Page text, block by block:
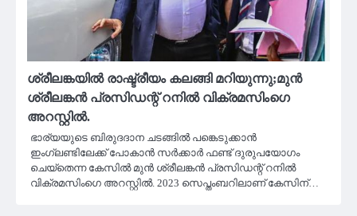
ശ്രീലങ്കയിൽ രാഷ്ട്രീയം കലങ്ങി മറിയുന്നു;മുൻ
ശ്രീലങ്കൻ പ്രസിഡന്റ് റനിൽ വിക്രമസിംഗെ
അറസ്റ്റിൽ.
ഭാര്യയുടെ ബിരുദദാന ചടങ്ങിൽ പങ്കെടുക്കാൻ
ഇംഗ്ലണ്ടിലേക്ക് പോകാൻ സർക്കാർ ഫണ്ട് ദുരുപയോഗം
ചെയ്‌തെന്ന കേസിൽ മുൻ ശ്രീലങ്കൻ പ്രസിഡന്റ് റനിൽ
വിക്രമസിംഗെ അറസ്റ്റിൽ. 2023 സെപ്തംബറിലാണ് കേസിന്…